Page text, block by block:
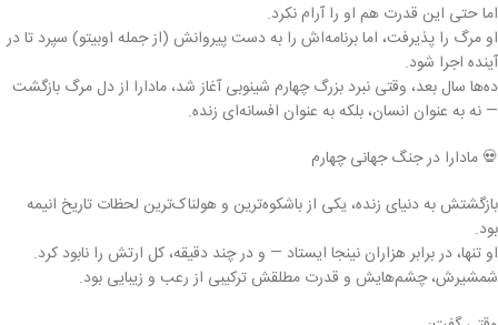
اما حتی این قدرت هم او را آرام نکرد.
او مرگ را پذیرفت، اما برنامه‌اش را به دست پیروانش (از جمله اوبیتو) سپرد تا در
آینده اجرا شود.
ده‌ها سال بعد، وقتی نبرد بزرگ چهارم شینوبی آغاز شد، مادارا از دل مرگ بازگشت
— نه به عنوان انسان، بلکه به عنوان افسانه‌ای زنده.
💀 مادارا در جنگ جهانی چهارم
بازگشتش به دنیای زنده، یکی از باشکوه‌ترین و هولناک‌ترین لحظات تاریخ انیمه
بود.
او تنها، در برابر هزاران نینجا ایستاد — و در چند دقیقه، کل ارتش را نابود کرد.
شمشیرش، چشم‌هایش و قدرت مطلقش ترکیبی از رعب و زیبایی بود.